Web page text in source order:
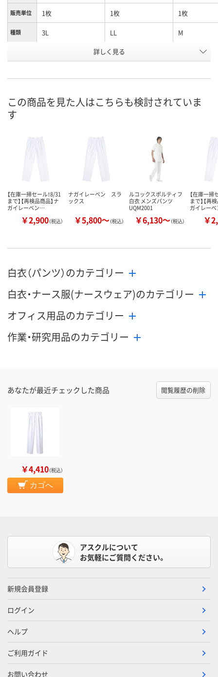
販売単位 1枚 1枚 1枚
種類 3L LL M
2690046 2690091
8月11日（火）
した
カゴへ
詳しく見る
この商品を見た人はこちらも検討されていま
す
【在庫一掃セール！8/31
まで】【再検品商品】ナ
ガイレーベン…
￥2,900（税込）
ナガイレーベン スラ
ックス
￥5,800～（税込）
ルコックスポルティフ
白衣 メンズパンツ
UQM2001
￥6,130～（税込）
【在庫一掃
まで】【再
ガイレー
￥
白衣（パンツ）のカテゴリー
白衣・ナース服(ナースウェア)のカテゴリー
オフィス用品のカテゴリー
作業・研究用品のカテゴリー
あなたが最近チェックした商品 閲覧履歴の削除
￥4,410（税込）
カゴへ
アスクルについて
お気軽にご質問ください。
新規会員登録
ログイン
ヘルプ
ご利用ガイド
お問い合わせ